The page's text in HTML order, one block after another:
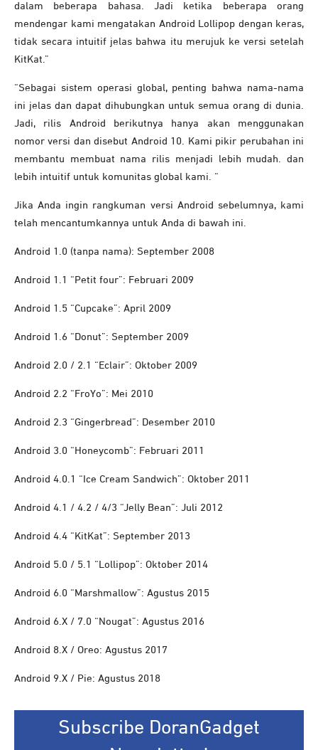
dalam beberapa bahasa. Jadi ketika beberapa orang
mendengar kami mengatakan Android Lollipop dengan keras,
tidak secara intuitif jelas bahwa itu merujuk ke versi setelah
KitKat.”
“Sebagai sistem operasi global, penting bahwa nama-nama
ini jelas dan dapat dihubungkan untuk semua orang di dunia.
Jadi, rilis Android berikutnya hanya akan menggunakan
nomor versi dan disebut Android 10. Kami pikir perubahan ini
membantu membuat nama rilis menjadi lebih mudah. dan
lebih intuitif untuk komunitas global kami. “
Jika Anda ingin rangkuman versi Android sebelumnya, kami
telah mencantumkannya untuk Anda di bawah ini.
Android 1.0 (tanpa nama): September 2008
Android 1.1 “Petit four”: Februari 2009
Android 1.5 “Cupcake”: April 2009
Android 1.6 “Donut”: September 2009
Android 2.0 / 2.1 “Eclair”: Oktober 2009
Android 2.2 “FroYo”: Mei 2010
Android 2.3 “Gingerbread”: Desember 2010
Android 3.0 “Honeycomb”: Februari 2011
Android 4.0.1 “Ice Cream Sandwich”: Oktober 2011
Android 4.1 / 4.2 / 4/3 “Jelly Bean”: Juli 2012
Android 4.4 “KitKat”: September 2013
Android 5.0 / 5.1 “Lollipop”: Oktober 2014
Android 6.0 “Marshmallow”: Agustus 2015
Android 6.X / 7.0 “Nougat”: Agustus 2016
Android 8.X / Oreo: Agustus 2017
Android 9.X / Pie: Agustus 2018
Subscribe DoranGadget